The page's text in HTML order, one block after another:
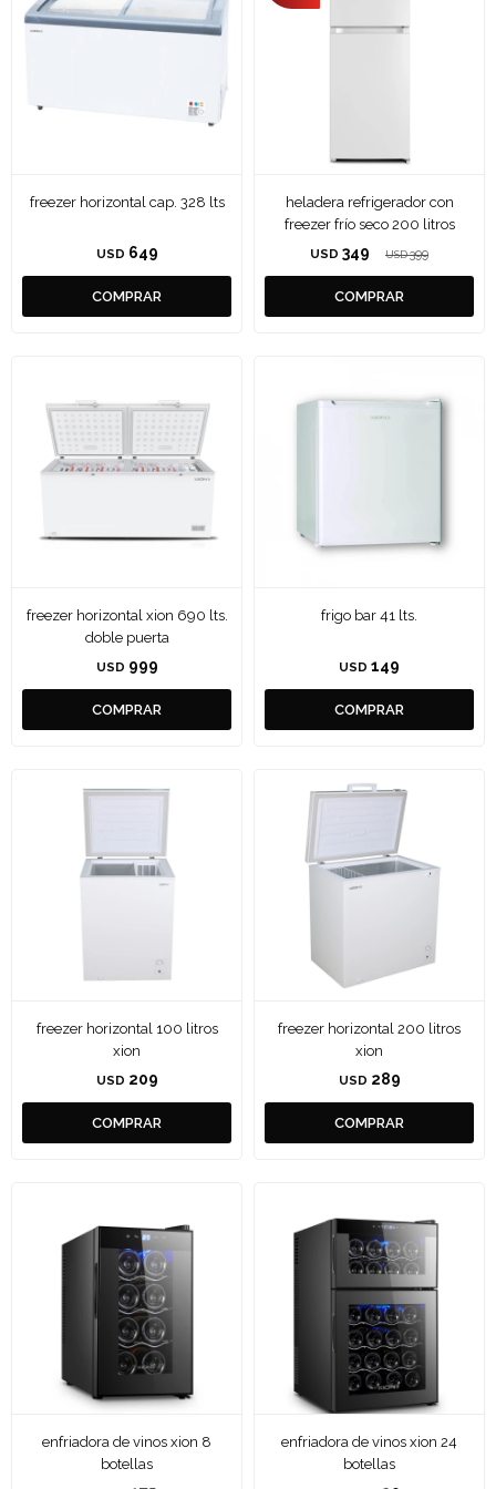
freezer horizontal cap. 328 lts
USD 649
heladera refrigerador con
freezer frío seco 200 litros
USD 349 USD 399
freezer horizontal xion 690 lts.
doble puerta
USD 999
frigo bar 41 lts.
USD 149
freezer horizontal 100 litros
xion
USD 209
freezer horizontal 200 litros
xion
USD 289
enfriadora de vinos xion 8
botellas
enfriadora de vinos xion 24
botellas